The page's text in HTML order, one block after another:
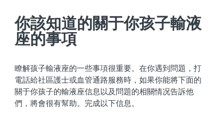
你該知道的關于你孩子輸液
座的事項
瞭解孩子輸液座的一些事項很重要。在你遇到問題，打
電話給社區護士或血管通路服務時，如果你能將下面的
關于你孩子的輸液座信息以及問題的相關情况告訴他
們，將會很有幫助。完成以下信息。